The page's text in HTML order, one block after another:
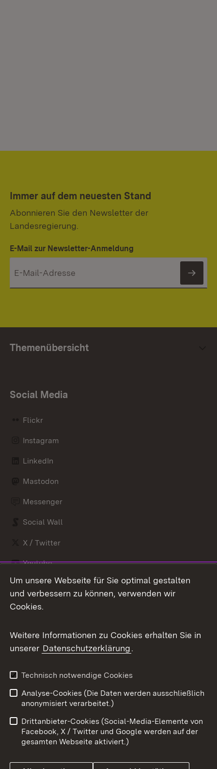
Immer auf dem neuesten Stand
Abonnieren Sie den Newsletter der
Landesregierung.
E-Mail zur Newsletter-Anmeldung
Themenübersicht
Social Media
Flickr
Instagram
LinkedIn
Mastodon
Messenger
Social Wall
X / Twitter
Youtube
Link zum Landesportal
Impressum
Datenschutz
Cookies
Um unsere Webseite für Sie optimal gestalten
und verbessern zu können, verwenden wir
Cookies.
Weitere Informationen zu Cookies erhalten Sie in
unserer Datenschutzerklärung.
Technisch notwendige Cookies
Analyse-Cookies (Die Daten werden ausschließlich
anonymisiert verarbeitet.)
Drittanbieter-Cookies (Social-Media-Elemente von
Facebook, X / Twitter und Google werden auf der
gesamten Webseite aktiviert.)